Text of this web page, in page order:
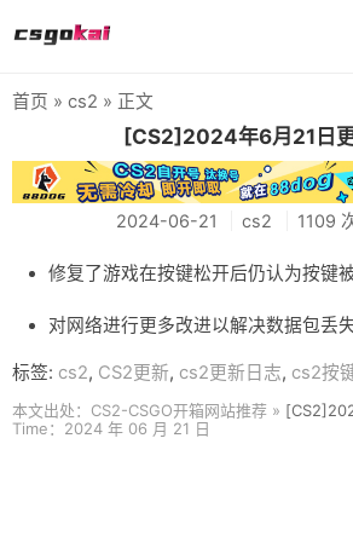
farmskins
88dog
flamecases
88hash-jp
首页 » cs2 » 正文
[CS2]2024年6月21日
2024-06-21 cs2 1109
修复了游戏在按键松开后仍认为按键
对网络进行更多改进以解决数据包丢
标签: cs2, CS2更新, cs2更新日志, cs2按
本文出处：CS2-CSGO开箱网站推荐 »
Time：2024 年 06 月 21 日